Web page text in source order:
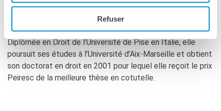
Refuser
activités d’enseignement et de recherche au droit
constitutionnel français et comparé ainsi qu’aux
mécanismes de protection des droits fondamentaux.
Diplômée en Droit de l’Université de Pise en Italie, elle
poursuit ses études à l’Université d’Aix-Marseille et obtient
son doctorat en droit en 2001 pour lequel elle reçoit le prix
Peiresc de la meilleure thèse en cotutelle.